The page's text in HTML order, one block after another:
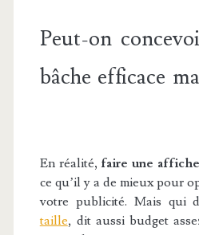
Peut-on
bâche efficace
En réalité, faire une
ce qu’il y a de mieux pour
votre publicité. Mais qui
taille, dit aussi budget